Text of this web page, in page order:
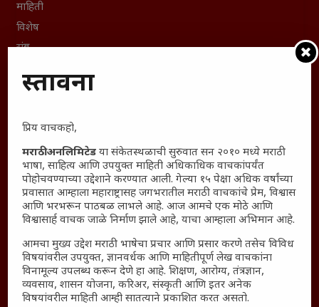
माहिती
विशेष
संग्रह
English To Hindi
Polls Archive
Shop Unlimited
Thought For The Day
सामान्य आजारांवर गावठी उपाय – घरच्या घरी मिळवा प्राथमिक
आराम
आजच्या युगातील तरुण पिढी कुठे हरवली?
महाराष्ट्रातील किल्ल्यांचे महत्त्व : स्वराज्याच्या वैभवशाली इतिहासाचे
साक्षीदार
₹370 ची बिर्याणी” आणि हरवत चाललेली संवेदनशीलता : आजच्या
प्रस्तावना
प्रिय वाचकहो,
मराठी अनलिमिटेड या संकेतस्थळाची सुरुवात सन २०१० मध्ये मराठी
भाषा, साहित्य आणि उपयुक्त माहिती अधिकाधिक वाचकांपर्यंत
पोहोचवण्याच्या उद्देशाने करण्यात आली. गेल्या १५ पेक्षा अधिक वर्षांच्या
प्रवासात आम्हाला महाराष्ट्रासह जगभरातील मराठी वाचकांचे प्रेम, विश्वास
आणि भरभरून पाठबळ लाभले आहे. आज आमचे एक मोठे आणि
विश्वासार्ह वाचक जाळे निर्माण झाले आहे, याचा आम्हाला अभिमान आहे.
आमचा मुख्य उद्देश मराठी भाषेचा प्रचार आणि प्रसार करणे तसेच विविध
विषयांवरील उपयुक्त, ज्ञानवर्धक आणि माहितीपूर्ण लेख वाचकांना
विनामूल्य उपलब्ध करून देणे हा आहे. शिक्षण, आरोग्य, तंत्रज्ञान,
व्यवसाय, शासन योजना, करिअर, संस्कृती आणि इतर अनेक
विषयांवरील माहिती आम्ही सातत्याने प्रकाशित करत असतो.